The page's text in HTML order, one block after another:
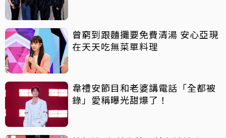
曾窮到跟麵攤要免費清湯 安心亞現
在天天吃無菜單料理
韋禮安節目和老婆講電話「全都被
錄」愛稱曝光甜爆了！